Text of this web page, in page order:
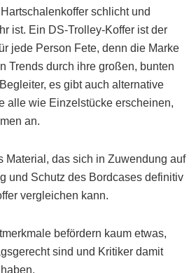
schlicht und
ist. Ein DS-Trolley-Koffer ist der
jede Person Fete, denn die Marke
Trends durch ihre großen, bunten
es gibt auch alternative
alle wie Einzelstücke erscheinen,
an.
Material, das sich in Zuwendung auf
und Schutz des Bordcases definitiv
vergleichen kann.
befördern kaum etwas,
sind und Kritiker damit